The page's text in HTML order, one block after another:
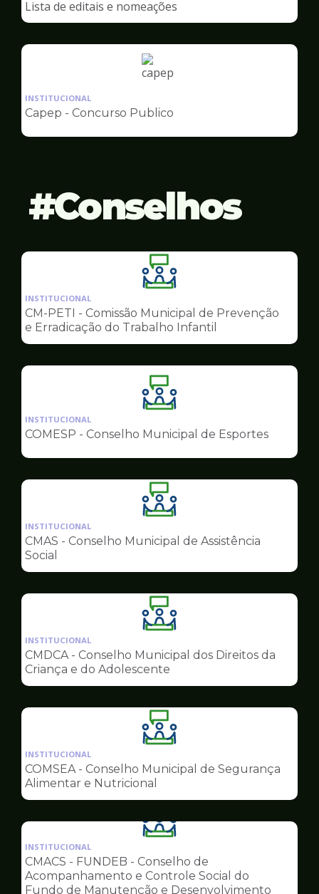
Capep
Lista de editais e nomeações
Ilustração
pagina
Capep
INSTITUCIONAL
Capep - Concurso Publico
Conselhos
Ilustração
da
pagina
de
Conselhos
INSTITUCIONAL
CM-PETI - Comissão Municipal de Prevenção
e Erradicação do Trabalho Infantil
Ilustração
da
pagina
Conselhos
INSTITUCIONAL
COMESP - Conselho Municipal de Esportes
Ilustração
da
pagina
Conselhos
INSTITUCIONAL
CMAS - Conselho Municipal de Assistência
Social
Ilustração
da
pagina
de
Conselhos
INSTITUCIONAL
CMDCA - Conselho Municipal dos Direitos da
Criança e do Adolescente
Ilustração
da
pagina
Conselhos
INSTITUCIONAL
COMSEA - Conselho Municipal de Segurança
Alimentar e Nutricional
Ilustração
da
pagina
de
Conselhos
INSTITUCIONAL
CMACS - FUNDEB - Conselho de
Acompanhamento e Controle Social do
Fundo de Manutenção e Desenvolvimento